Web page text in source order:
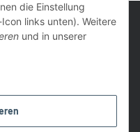
die Einstellung
links unten). Weitere
und in unserer
des Herstellers für
Deutschlands